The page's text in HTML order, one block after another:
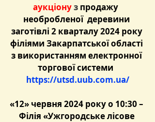
аукціону з продажу
необробленої  деревини
заготівлі 2 кварталу 2024 року
філіями Закарпатської області
з використанням електронної
торгової системи
https://utsd.uub.com.ua/
«12» червня 2024 року о 10:30 –
Філія «Ужгородське лісове